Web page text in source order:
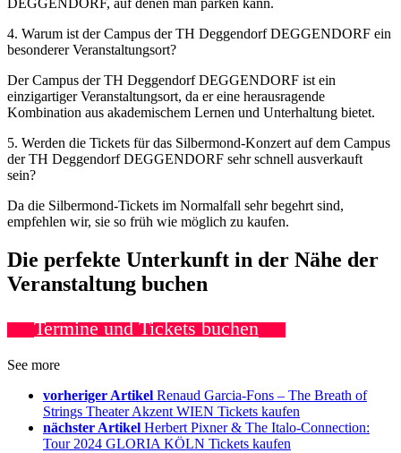
4. Warum ist der Campus der TH Deggendorf DEGGENDORF ein
besonderer Veranstaltungsort?
Der Campus der TH Deggendorf DEGGENDORF ist ein
einzigartiger Veranstaltungsort, da er eine herausragende
Kombination aus akademischem Lernen und Unterhaltung bietet.
5. Werden die Tickets für das Silbermond-Konzert auf dem Campus
der TH Deggendorf DEGGENDORF sehr schnell ausverkauft
sein?
Da die Silbermond-Tickets im Normalfall sehr begehrt sind,
empfehlen wir, sie so früh wie möglich zu kaufen.
Die perfekte Unterkunft in der Nähe der
Veranstaltung buchen
Termine und Tickets buchen
See more
vorheriger Artikel Renaud Garcia-Fons – The Breath of
Strings Theater Akzent WIEN Tickets kaufen
nächster Artikel Herbert Pixner & The Italo-Connection:
Tour 2024 GLORIA KÖLN Tickets kaufen